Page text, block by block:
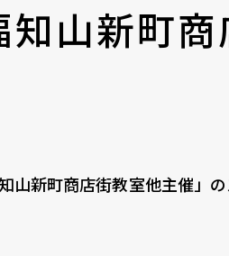
山新町商
山新町商店街教室他主催」